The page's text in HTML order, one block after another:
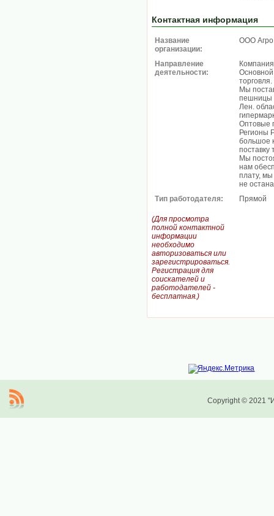
Контактная информация
Название
организации:
ООО
Направление
деятельности:
торговля.
Мы
пешницы
Лен.
Оптовые
Регионы
большое
поставку
Мы
нам
плату,
не
Тип работодателя:
Прямой
(Для просмотра
полной контактной
информации
необходимо
авторизоваться или
зарегистрироваться.
Регистрация для
соискателей и
работодателей -
бесплатная.)
Copyright © 2021